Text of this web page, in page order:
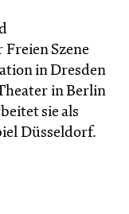
Szene
in Dresden
in Berlin
sie als
Düsseldorf.